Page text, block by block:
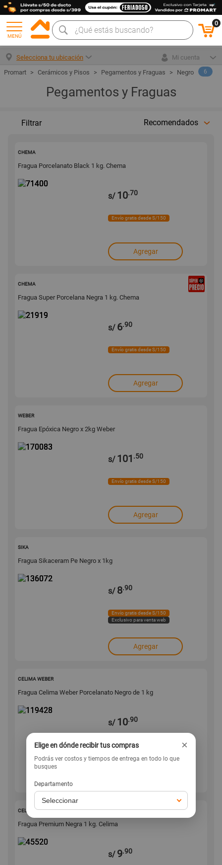
MENÚ
0
Selecciona tu ubicación
Mi cuenta
Cerámicos y Pisos
Pegamentos y Fraguas Negro 6
Pegamentos y Fraguas
Filtrar Recomendados
CHEMA
Fragua Porcelanato Black 1 kg. Chema
s/ 10.70
Envío gratis desde S/150
Agregar
CHEMA
Fragua Super Porcelana Negra 1 kg. Chema
s/ 6.90
Envío gratis desde S/150
Agregar
WEBER
Fragua Epóxica Negro x 2kg Weber
s/ 101 .50
Envío gratis desde S/150
Agregar
SIKA
Fragua Sikaceram Pe Negro x 1kg
s/ 8.90
Envío gratis desde S/150
Exclusivo para venta web
Agregar
CELIMA WEBER
Fragua Celima Weber Porcelanato Negro de 1 kg
s/ 10.90
Envío gratis desde S/150
45520
CELIMA WEBER
Fragua Premium Negra 1 kg. Celima
s/ 9.90
Elige en dónde recibir tus compras ×
Podrás ver costos y tiempos de entrega en todo lo que
busques
Departamento